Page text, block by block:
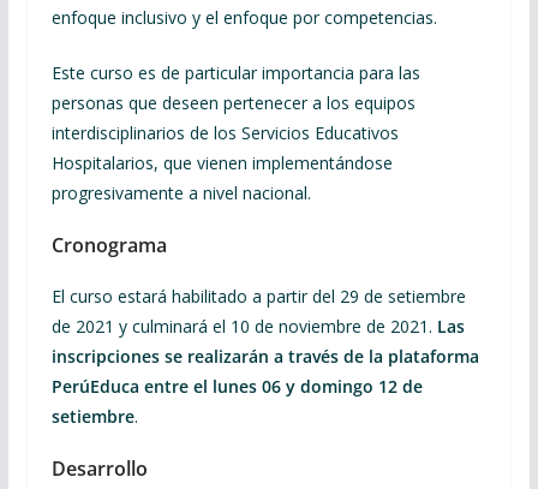
enfoque inclusivo y el enfoque por competencias.
Este curso es de particular importancia para las
personas que deseen pertenecer a los equipos
interdisciplinarios de los Servicios Educativos
Hospitalarios, que vienen implementándose
progresivamente a nivel nacional.
Cronograma
El curso estará habilitado a partir del 29 de setiembre
de 2021 y culminará el 10 de noviembre de 2021. Las
inscripciones se realizarán a través de la plataforma
PerúEduca entre el lunes 06 y domingo 12 de
setiembre.
Desarrollo